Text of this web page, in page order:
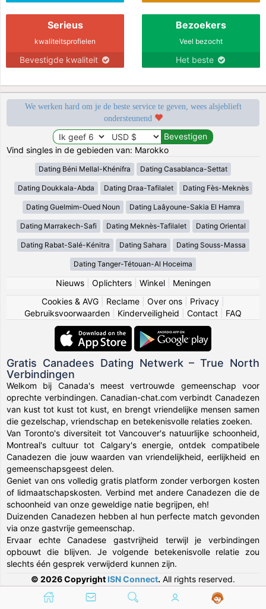
Serieus
kwaliteitsprofielen
Bevestigde kwaliteit
Bezoekers
Veel bezocht
Het beste
We werken hard om je de beste service te geven, wees alsjeblieft
ondersteunend
Vind singles in de gebieden van: Marokko
Dating Béni Mellal-Khénifra Dating Casablanca-Settat
Dating Doukkala-Abda Dating Draa-Tafilalet Dating Fès-Meknès
Dating Guelmim-Oued Noun Dating Laâyoune-Sakia El Hamra
Dating Marrakech-Safi Dating Meknès-Tafilalet Dating Oriental
Dating Rabat-Salé-Kénitra Dating Sahara Dating Souss-Massa
Dating Tanger-Tétouan-Al Hoceima
Nieuws| Oplichters| Winkel| Meningen
Cookies & AVG
Reclame Over ons Privacy
Gebruiksvoorwaarden
Kinderveiligheid Contact FAQ
Gratis Canadees Dating Netwerk – True North
Verbindingen
Welkom bij Canada's meest vertrouwde gemeenschap voor
oprechte verbindingen. Canadian-chat.com verbindt Canadezen
van kust tot kust tot kust, en brengt vriendelijke mensen samen
die gezelschap, vriendschap en betekenisvolle relaties zoeken.
Van Toronto's diversiteit tot Vancouver's natuurlijke schoonheid,
Montreal's cultuur tot Calgary's energie, ontdek compatibele
Canadezen die jouw waarden van vriendelijkheid, eerlijkheid en
gemeenschapsgeest delen.
Geniet van ons volledig gratis platform zonder verborgen kosten
of lidmaatschapskosten. Verbind met andere Canadezen die de
schoonheid van onze geweldige natie begrijpen, eh!
Duizenden Canadezen hebben al hun perfecte match gevonden
via onze gastvrije gemeenschap.
Ervaar echte Canadese gastvrijheid terwijl je verbindingen
opbouwt die blijven. Je volgende betekenisvolle relatie zou
slechts één gesprek verwijderd kunnen zijn.
© 2026 Copyright ISN Connect. All rights reserved.